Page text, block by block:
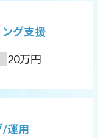
グ支援
20万円
/運用